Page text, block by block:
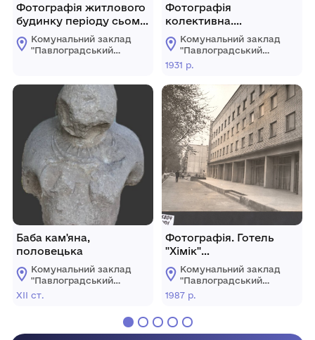
Фотографія житлового
будинку періоду сьомої
семирічки (1959-1965
рр.), м. Павлоград
Комунальний заклад
"Павлоградський
Павлоградської
міської ради
Баба кам'яна,
половецька
Комунальний заклад
"Павлоградський
історико-
ХІІ ст.
Фотографія
колективна.
Командири кінних
розвідників 133
Бессарабського полку
45 Волинської дивізії
Комунальний заклад
"Павлоградський
історико-
краєзнавчий музей"
Павлоградської
міської ради
1931 р.
Фотографія. Готель
"Хімік"
павлоградського
хімзаводу
Комунальний заклад
"Павлоградський
історико-
краєзнавчий музей"
міської ради
1987 р.